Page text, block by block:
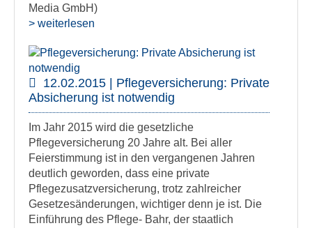
Media GmbH)
> weiterlesen
12.02.2015 | Pflegeversicherung: Private
Absicherung ist notwendig
Im Jahr 2015 wird die gesetzliche
Pflegeversicherung 20 Jahre alt. Bei aller
Feierstimmung ist in den vergangenen Jahren
deutlich geworden, dass eine private
Pflegezusatzversicherung, trotz zahlreicher
Gesetzesänderungen, wichtiger denn je ist. Die
Einführung des Pflege- Bahr, der staatlich